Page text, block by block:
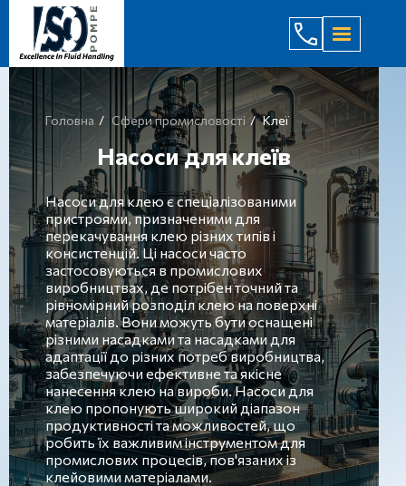
(044)
Головна Сфери промисловості Клеї
Насоси для клеїв
Насоси для клею є спеціалізованими
пристроями, призначеними для
перекачування клею різних типів і
консистенцій. Ці насоси часто
застосовуються в промислових
виробництвах, де потрібен точний та
рівномірний розподіл клею на поверхні
матеріалів. Вони можуть бути оснащені
різними насадками та насадками для
адаптації до різних потреб виробництва,
забезпечуючи ефективне та якісне
нанесення клею на вироби. Насоси для
клею пропонують широкий діапазон
продуктивності та можливостей, що
робить їх важливим інструментом для
промислових процесів, пов'язаних із
клейовими матеріалами.